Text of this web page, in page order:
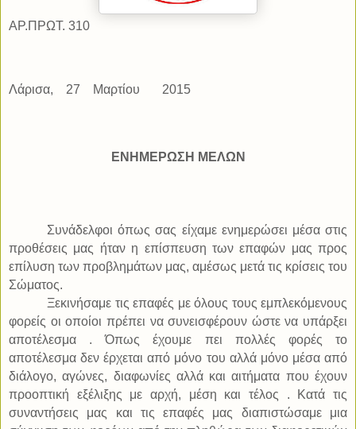
ΑΡ.ΠΡΩΤ. 310
Λάρισα, 27 Μαρτίου 2015
ΕΝΗΜΕΡΩΣΗ ΜΕΛΩΝ
Συνάδελφοι όπως σας είχαμε ενημερώσει μέσα στις
προθέσεις μας ήταν η επίσπευση των επαφών μας προς
επίλυση των προβλημάτων μας, αμέσως μετά τις κρίσεις του
Σώματος.
Ξεκινήσαμε τις επαφές με όλους τους εμπλεκόμενους
φορείς οι οποίοι πρέπει να συνεισφέρουν ώστε να υπάρξει
αποτέλεσμα . Όπως έχουμε πει πολλές φορές το
αποτέλεσμα δεν έρχεται από μόνο του αλλά μόνο μέσα από
διάλογο, αγώνες, διαφωνίες αλλά και αιτήματα που έχουν
προοπτική εξέλιξης με αρχή, μέση και τέλος . Κατά τις
συναντήσεις μας και τις επαφές μας διαπιστώσαμε μια